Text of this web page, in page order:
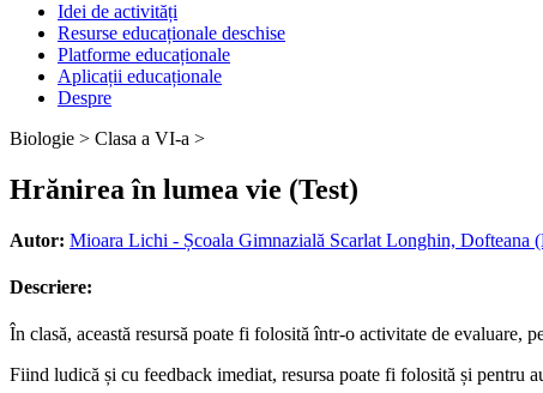
Idei de activități
Resurse educaționale deschise
Platforme educaționale
Aplicații educaționale
Despre
Biologie > Clasa a VI-a >
Hrănirea în lumea vie (Test)
Autor: Mioara Lichi - Școala Gimnazială Scarlat Longhin, Dofteana
Descriere:
În clasă, această resursă poate fi folosită într-o activitate de
Fiind ludică și cu feedback imediat, resursa poate fi folosită și pentru